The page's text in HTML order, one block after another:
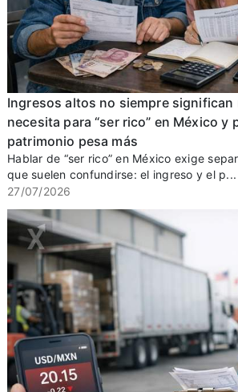
Ingresos altos no siempre significan
necesita para “ser rico” en México y
patrimonio pesa más
Hablar de “ser rico” en México exige
que suelen confundirse: el ingreso y el p...
27/07/2026